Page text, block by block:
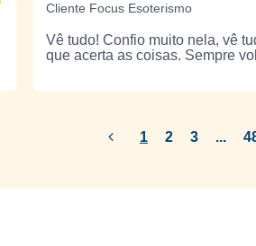
em Tarot, Baralho Cigano e
vídeo ou e-mail, garantindo
Cliente Focus Esoterismo
Vê tudo! Confio muito nela, vê
que acerta as coisas. Sempre
1 2 3 ...